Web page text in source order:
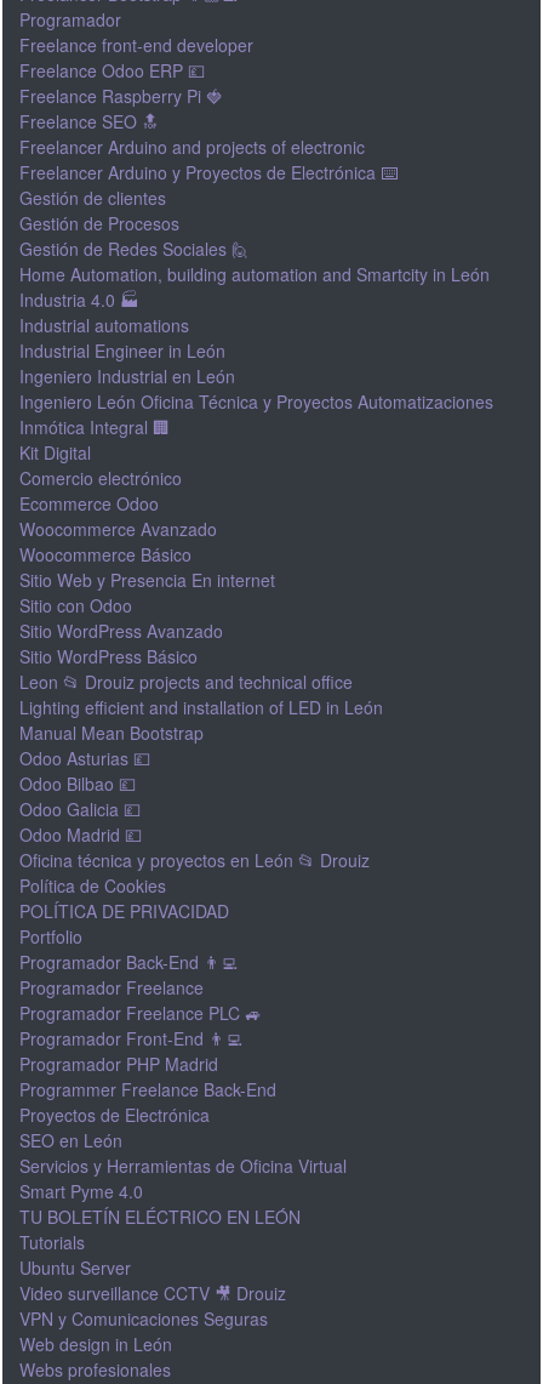
Programador
Freelance front-end developer
Freelance Odoo ERP 💷
Freelance Raspberry Pi 🍓
Freelance SEO 🔝
Freelancer Arduino and projects of electronic
Freelancer Arduino y Proyectos de Electrónica ⌨️
Gestión de clientes
Gestión de Procesos
Gestión de Redes Sociales 🙋
Home Automation, building automation and Smartcity in León
Industria 4.0 🏭
Industrial automations
Industrial Engineer in León
Ingeniero Industrial en León
Ingeniero León Oficina Técnica y Proyectos Automatizaciones
Inmótica Integral 🏢
Kit Digital
Comercio electrónico
Ecommerce Odoo
Woocommerce Avanzado
Woocommerce Básico
Sitio Web y Presencia En internet
Sitio con Odoo
Sitio WordPress Avanzado
Sitio WordPress Básico
Leon 📂 Drouiz projects and technical office
Lighting efficient and installation of LED in León
Manual Mean Bootstrap
Odoo Asturias 💷
Odoo Bilbao 💷
Odoo Galicia 💷
Odoo Madrid 💷
Oficina técnica y proyectos en León 📂 Drouiz
Política de Cookies
POLÍTICA DE PRIVACIDAD
Portfolio
Programador Back-End 👨‍💻
Programador Freelance
Programador Freelance PLC 🚙
Programador Front-End 👨‍💻
Programador PHP Madrid
Programmer Freelance Back-End
Proyectos de Electrónica
SEO en León
Servicios y Herramientas de Oficina Virtual
Smart Pyme 4.0
TU BOLETÍN ELÉCTRICO EN LEÓN
Tutorials
Ubuntu Server
Video surveillance CCTV 🎥 Drouiz
VPN y Comunicaciones Seguras
Web design in León
Webs profesionales